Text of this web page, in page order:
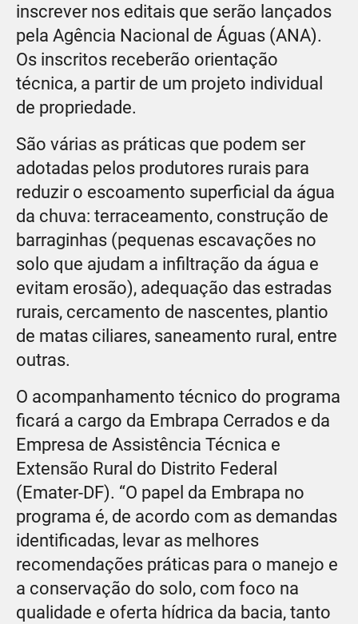
inscrever nos editais que serão lançados
pela Agência Nacional de Águas (ANA).
Os inscritos receberão orientação
técnica, a partir de um projeto individual
de propriedade.
São várias as práticas que podem ser
adotadas pelos produtores rurais para
reduzir o escoamento superficial da água
da chuva: terraceamento, construção de
barraginhas (pequenas escavações no
solo que ajudam a infiltração da água e
evitam erosão), adequação das estradas
rurais, cercamento de nascentes, plantio
de matas ciliares, saneamento rural, entre
outras.
O acompanhamento técnico do programa
ficará a cargo da Embrapa Cerrados e da
Empresa de Assistência Técnica e
Extensão Rural do Distrito Federal
(Emater-DF). “O papel da Embrapa no
programa é, de acordo com as demandas
identificadas, levar as melhores
recomendações práticas para o manejo e
a conservação do solo, com foco na
qualidade e oferta hídrica da bacia, tanto